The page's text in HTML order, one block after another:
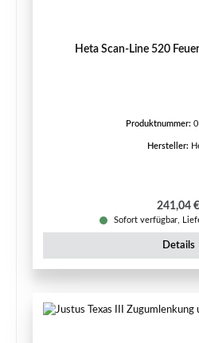
Heta Scan-Line 520
Produktnummer:
Hersteller:
241,04 €
Sofort verfügbar,
Details